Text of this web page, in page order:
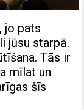
jo pats
jūsu starpā.
Tās ir
mīlat un
šīs